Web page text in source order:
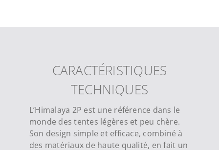
CARACTÉRISTIQUES
TECHNIQUES
L’Himalaya 2P est une référence dans le
monde des tentes légères et peu chère.
Son design simple et efficace, combiné à
des matériaux de haute qualité, en fait un